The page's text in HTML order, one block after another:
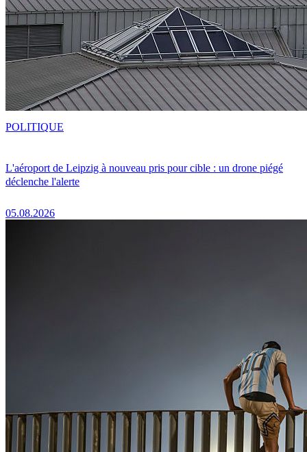
L'aéroport de Leipzig à nouveau pris pour cible : un drone piégé
déclenche l'alerte
05.08.2026
POLITIQUE